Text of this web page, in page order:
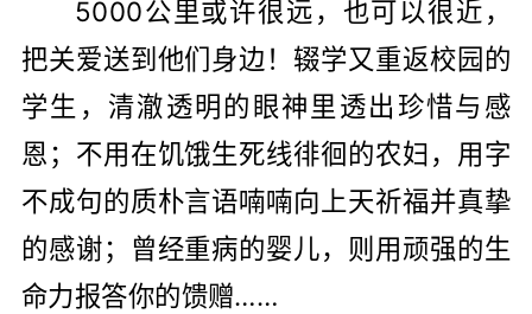
5000公里或许很远，也可以很近，
把关爱送到他们身边！辍学又重返校园的
学生，清澈透明的眼神里透出珍惜与感
恩；不用在饥饿生死线徘徊的农妇，用字
不成句的质朴言语喃喃向上天祈福并真挚
的感谢；曾经重病的婴儿，则用顽强的生
命力报答你的馈赠……